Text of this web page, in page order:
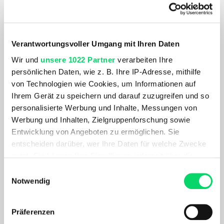
Verantwortungsvoller Umgang mit Ihren Daten
Wir und unsere 1022 Partner verarbeiten Ihre
persönlichen Daten, wie z. B. Ihre IP-Adresse, mithilfe
von Technologien wie Cookies, um Informationen auf
Ihrem Gerät zu speichern und darauf zuzugreifen und so
personalisierte Werbung und Inhalte, Messungen von
Werbung und Inhalten, Zielgruppenforschung sowie
Entwicklung von Angeboten zu ermöglichen. Sie
entscheiden darüber, wer Ihre Daten für welche Zwecke
Trigger Symbol ändern oder widerrufen
Informationen über Ihre geografische Lage
Notwendig
Präferenzen
Dynafit
Herren Traverse Light T-Shirt
49,99 €
39,99 € - 20%
Dynafit
Damen Traverse GTX
189,99 €
132,99 € - 30%